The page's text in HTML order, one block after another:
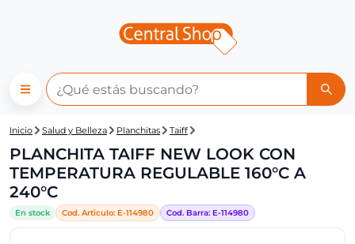
Central Shop: PLANCHITA
Inicio Salud y Belleza Planchitas Taiff
PLANCHITA TAIFF NEW LOOK CON
TEMPERATURA REGULABLE 160°C A
240°C
En stock Cod. Articulo: E-114980 Cod. Barra: E-114980